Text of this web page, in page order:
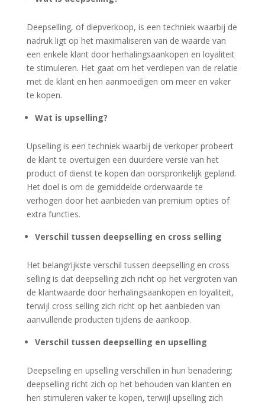
Deepselling, of diepverkoop, is een techniek waarbij de
nadruk ligt op het maximaliseren van de waarde van
een enkele klant door herhalingsaankopen en loyaliteit
te stimuleren. Het gaat om het verdiepen van de relatie
met de klant en hen aanmoedigen om meer en vaker
te kopen.
Wat is upselling?
Upselling is een techniek waarbij de verkoper probeert
de klant te overtuigen een duurdere versie van het
product of dienst te kopen dan oorspronkelijk gepland.
Het doel is om de gemiddelde orderwaarde te
verhogen door het aanbieden van premium opties of
extra functies.
Verschil tussen deepselling en cross selling
Het belangrijkste verschil tussen deepselling en cross
selling is dat deepselling zich richt op het vergroten van
de klantwaarde door herhalingsaankopen en loyaliteit,
terwijl cross selling zich richt op het aanbieden van
aanvullende producten tijdens de aankoop.
Verschil tussen deepselling en upselling
Deepselling en upselling verschillen in hun benadering:
deepselling richt zich op het behouden van klanten en
hen stimuleren vaker te kopen, terwijl upselling zich